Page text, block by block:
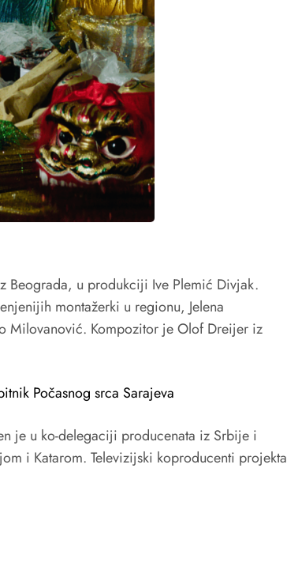
Beograda, u produkciji Ive Plemić Divjak.
montažerki u regionu, Jelena
Milovanović. Kompozitor je Olof Dreijer iz
Počasnog srca Sarajeva
je u ko-delegaciji producenata iz Srbije i
i Katarom. Televizijski koproducenti projekta